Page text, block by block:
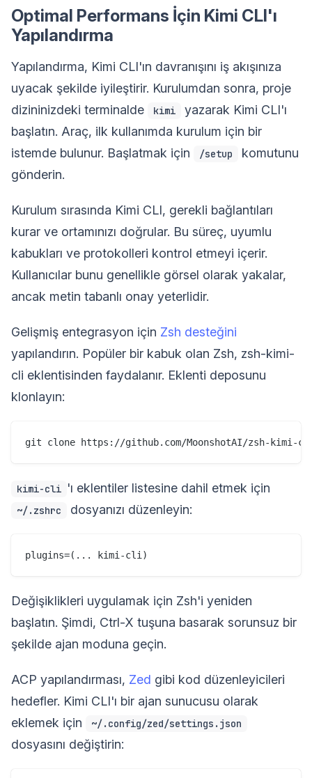
Optimal Performans İçin Kimi CLI'ı
Yapılandırma
Yapılandırma, Kimi CLI'ın davranışını iş akışınıza
uyacak şekilde iyileştirir. Kurulumdan sonra, proje
dizininizdeki terminalde
kimi
yazarak Kimi CLI'ı
başlatın. Araç, ilk kullanımda kurulum için bir
istemde bulunur. Başlatmak için
/setup
komutunu
gönderin.
Kurulum sırasında Kimi CLI, gerekli bağlantıları
kurar ve ortamınızı doğrular. Bu süreç, uyumlu
kabukları ve protokolleri kontrol etmeyi içerir.
Kullanıcılar bunu genellikle görsel olarak yakalar,
ancak metin tabanlı onay yeterlidir.
Gelişmiş entegrasyon için Zsh desteğini
yapılandırın. Popüler bir kabuk olan Zsh, zsh-kimi-
cli eklentisinden faydalanır. Eklenti deposunu
klonlayın:
kimi-cli 'ı eklentiler listesine dahil etmek için
~/.zshrc dosyanızı düzenleyin:
Değişiklikleri uygulamak için Zsh'i yeniden
başlatın. Şimdi, Ctrl-X tuşuna basarak sorunsuz bir
şekilde ajan moduna geçin.
ACP yapılandırması, Zed gibi kod düzenleyicileri
hedefler. Kimi CLI'ı bir ajan sunucusu olarak
eklemek için
~/.config/zed/settings.json
dosyasını değiştirin: